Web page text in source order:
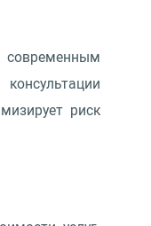
современным
риск